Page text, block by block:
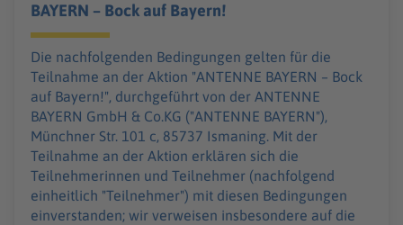
BAYERN – Bock auf Bayern!
Die nachfolgenden Bedingungen gelten für die
Teilnahme an der Aktion "ANTENNE BAYERN – Bock
auf Bayern!", durchgeführt von der ANTENNE
BAYERN GmbH & Co.KG ("ANTENNE BAYERN"),
Münchner Str. 101 c, 85737 Ismaning. Mit der
Teilnahme an der Aktion erklären sich die
Teilnehmerinnen und Teilnehmer (nachfolgend
einheitlich "Teilnehmer") mit diesen Bedingungen
einverstanden; wir verweisen insbesondere auf die